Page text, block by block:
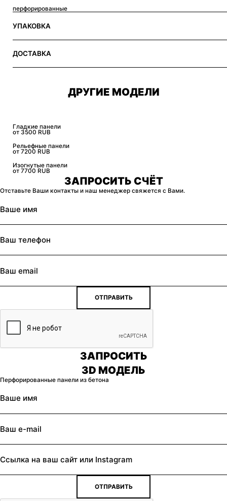
перфорированные
УПАКОВКА
ДОСТАВКА
ДРУГИЕ МОДЕЛИ
Гладкие панели
от 3500 RUB
Рельефные панели
от 7200 RUB
Изогнутые панели
от 7700 RUB
ЗАПРОСИТЬ СЧЁТ
Отставьте Ваши контакты и наш менеджер свяжется с Вами.
ОТПРАВИТЬ
ЗАПРОСИТЬ
3D МОДЕЛЬ
Перфорированные панели из бетона
ОТПРАВИТЬ